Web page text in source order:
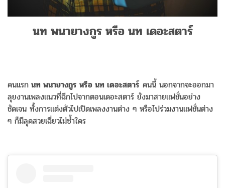
นท พนายางกูร หรือ นท เดอะสตาร์
คนแรก นท พนายางกูร หรือ นท เดอะสตาร์ คนนี้ นอกจากจะออกมา
ลุยงานเพลงแนวที่ฉีกไปจากตอนเดอะสตาร์ ยังมาสายแฟชั่นอย่าง
ชัดเจน ทั้งการแต่งตัวไปเปิดเพลงงานต่าง ๆ หรือไปร่วมงานแฟชั่นต่าง
ๆ ก็มีลุคสวยเฉี่ยวไม่ซ้ำใคร